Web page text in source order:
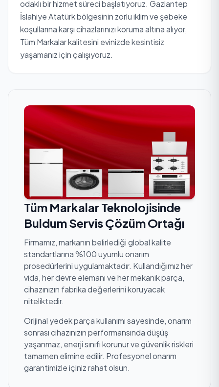
odaklı bir hizmet süreci başlatıyoruz. Gaziantep
İslahiye Atatürk bölgesinin zorlu iklim ve şebeke
koşullarına karşı cihazlarınızı koruma altına alıyor,
Tüm Markalar kalitesini evinizde kesintisiz
yaşamanız için çalışıyoruz.
Tüm Markalar Teknolojisinde
Buldum Servis Çözüm Ortağı
Firmamız, markanın belirlediği global kalite
standartlarına %100 uyumlu onarım
prosedürlerini uygulamaktadır. Kullandığımız her
vida, her devre elemanı ve her mekanik parça,
cihazınızın fabrika değerlerini koruyacak
niteliktedir.
Orijinal yedek parça kullanımı sayesinde, onarım
sonrası cihazınızın performansında düşüş
yaşanmaz, enerji sınıfı korunur ve güvenlik riskleri
tamamen elimine edilir. Profesyonel onarım
garantimizle içiniz rahat olsun.